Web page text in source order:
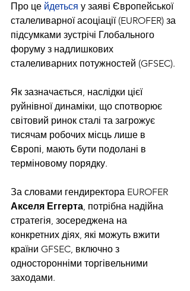
Про це йдеться у заяві Європейської
сталеливарної асоціації (EUROFER) за
підсумками зустрічі Глобального
форуму з надлишкових
сталеливарних потужностей (GFSEC).
Як зазначається, наслідки цієї
руйнівної динаміки, що спотворює
світовий ринок сталі та загрожує
тисячам робочих місць лише в
Європі, мають бути подолані в
терміновому порядку.
За словами гендиректора EUROFER
Акселя Еггерта, потрібна надійна
стратегія, зосереджена на
конкретних діях, які можуть вжити
країни GFSEC, включно з
односторонніми торгівельними
заходами.